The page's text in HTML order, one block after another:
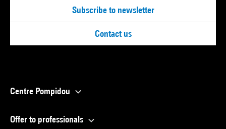
Subscribe to newsletter
Contact us
Centre Pompidou
Offer to professionals